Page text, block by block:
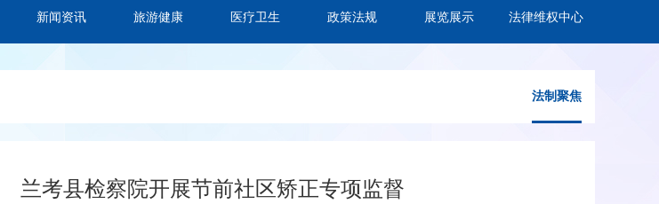
新闻资讯 旅游健康 医疗卫生 政策法规 展览展示 法律维权中心
法制聚焦
兰考县检察院开展节前社区矫正专项监督